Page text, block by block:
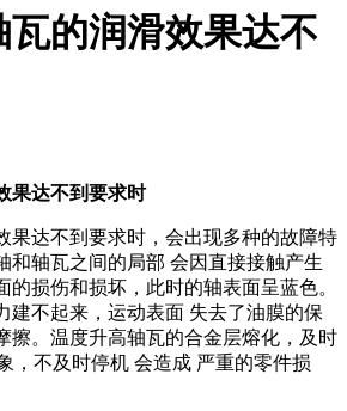
的润滑效果达不
果达不到要求时
达不到要求时，会出现多种的故障特
，轴和轴瓦之间的局部 会因直接接触产生
伤和损坏，此时的轴表面呈蓝色。
不起来，运动表面 失去了油膜的保
。温度升高轴瓦的合金层熔化，及时
，不及时停机 会造成 严重的零件损